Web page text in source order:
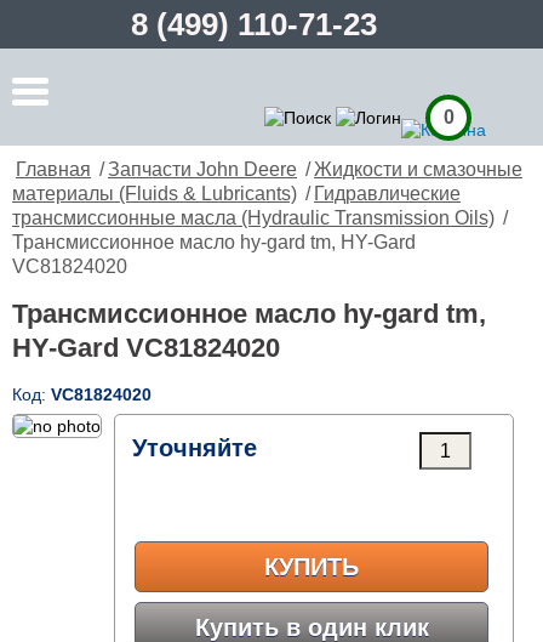
8 (499) 110-71-23
0
Главная /Запчасти John Deere / Жидкости и смазочные
материалы (Fluids & Lubricants) / Гидравлические
трансмиссионные масла (Hydraulic Transmission Oils) /
Трансмиссионное масло hy-gard tm, HY-Gard
VC81824020
Трансмиссионное масло hy-gard tm,
HY-Gard VC81824020
Код: VC81824020
Уточняйте
КУПИТЬ
Купить в один клик